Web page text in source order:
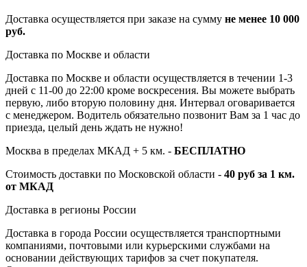
Доставка осуществляется при заказе на сумму не менее 10 000
руб.
Доставка по Москве и области
Доставка по Москве и области осуществляется в течении 1-3
дней с 11-00 до 22:00 кроме воскресения. Вы можете выбрать
первую, либо вторую половину дня. Интервал оговаривается
с менеджером. Водитель обязательно позвонит Вам за 1 час до
приезда, целый день ждать не нужно!
Москва в пределах МКАД + 5 км. - БЕСПЛАТНО
Стоимость доставки по Московской области - 40 руб за 1 км.
от МКАД
Доставка в регионы России
Доставка в города России осуществляется транспортными
компаниями, почтовыми или курьерскими службами на
основании действующих тарифов за счет покупателя.